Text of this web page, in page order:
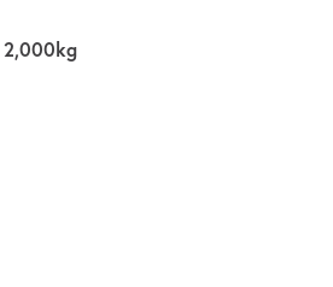
2,000kg